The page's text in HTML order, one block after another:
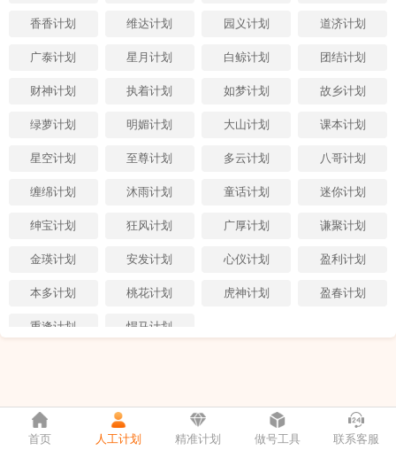
香香计划 维达计划 园义计划 道济计划
广泰计划 星月计划 白鲸计划 团结计划
财神计划 执着计划 如梦计划 故乡计划
绿萝计划 明媚计划 大山计划 课本计划
星空计划 至尊计划 多云计划 八哥计划
缠绵计划 沐雨计划 童话计划 迷你计划
绅宝计划 狂风计划 广厚计划 谦聚计划
金瑛计划 安发计划 心仪计划 盈利计划
本多计划 桃花计划 虎神计划 盈春计划
重逢计划 悍马计划
首页 人工计划 精准计划 做号工具 联系客服